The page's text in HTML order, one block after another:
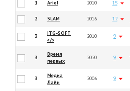
1 Ariol 2010 15
2 SLAM 2016 12
3
ITG-SOFT
</>
2010 9
3
Время
первых
2020 9
3
Медиа
Лайн
2006 9